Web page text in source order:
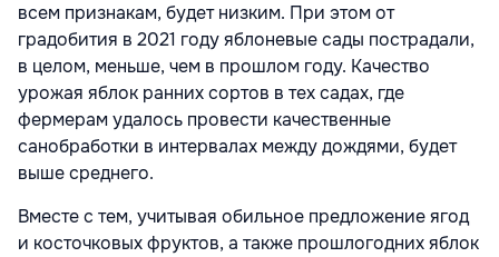
всем признакам, будет низким. При этом от
градобития в 2021 году яблоневые сады пострадали,
в целом, меньше, чем в прошлом году. Качество
урожая яблок ранних сортов в тех садах, где
фермерам удалось провести качественные
санобработки в интервалах между дождями, будет
выше среднего.
Вместе с тем, учитывая обильное предложение ягод
и косточковых фруктов, а также прошлогодних яблок